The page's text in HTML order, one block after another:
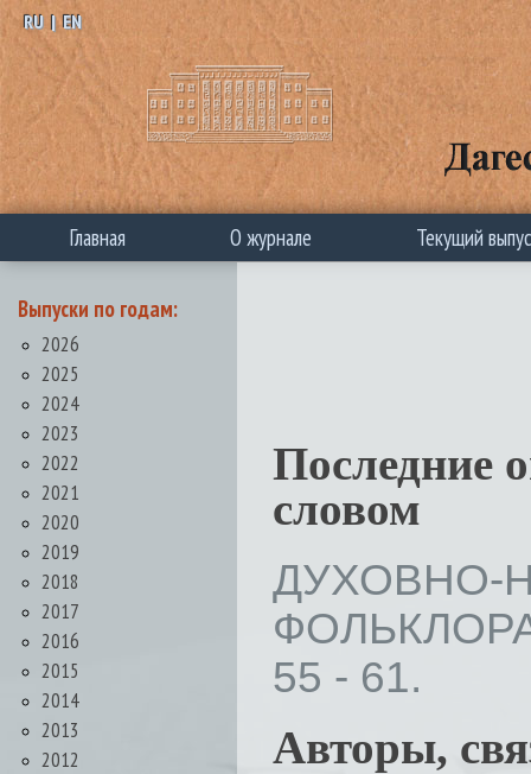
RU | EN
Главная О журнале Текущий
Выпуски по годам:
2026
2025
2024
2023
2022
2021
2020
2019
2018
2017
2016
2015
2014
2013
2012
Последние
словом
55 - 61.
Авторы,